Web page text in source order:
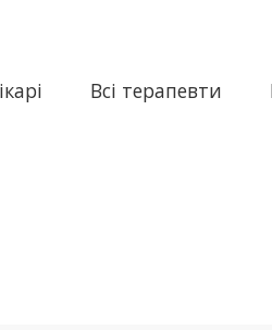
Всі терапевти